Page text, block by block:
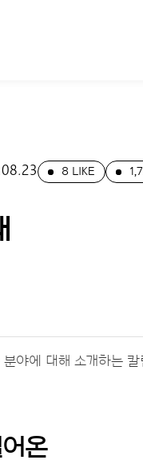
8 LIKE
야에 대해 소개하는 칼
온